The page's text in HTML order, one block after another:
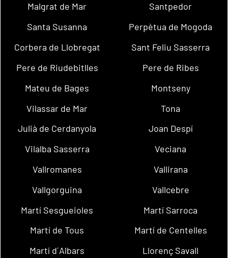
Malgrat de Mar
Santpedor
Santa Susanna
Perpètua de Mogoda
Corbera de Llobregat
Sant Feliu Sasserra
Pere de Riudebitlles
Pere de Ribes
Mateu de Bages
Montseny
Vilassar de Mar
Tona
Julià de Cerdanyola
Joan Despí
Vilalba Sasserra
Veciana
Vallromanes
Vallirana
Vallgorguina
Vallcebre
Martí Sesgueioles
Martí Sarroca
Martí de Tous
Martí de Centelles
Martí d´Albars
Llorenç Savall